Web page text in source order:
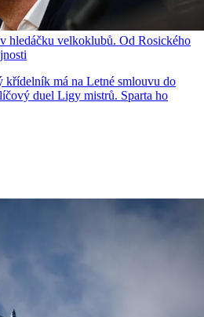
hledáčku velkoklubů. Od Rosického
křídelník má na Letné smlouvu do
duel Ligy mistrů. Sparta ho